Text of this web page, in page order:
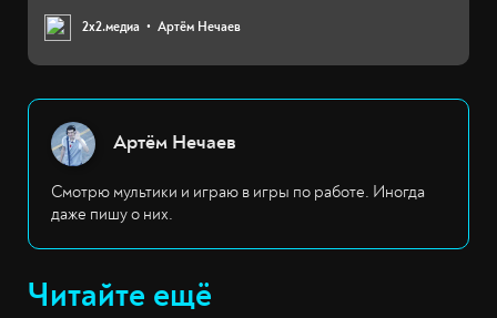
2х2.медиа Артём Нечаев
Артём Нечаев
Смотрю мультики и играю в игры по работе. Иногда
даже пишу о них.
Читайте ещё